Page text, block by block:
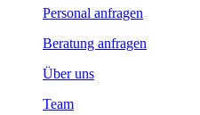
Personal anfragen
Beratung anfragen
Über uns
Team